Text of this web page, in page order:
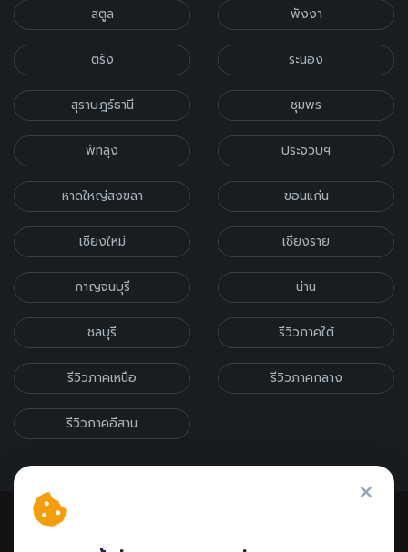
สตูล พังงา
ตรัง ระนอง
สุราษฎร์ธานี ชุมพร
พัทลุง ประจวบฯ
หาดใหญ่สงขลา ขอนแก่น
เชียงใหม่ เชียงราย
กาญจนบุรี น่าน
ชลบุรี รีวิวภาคใต้
รีวิวภาคเหนือ รีวิวภาคกลาง
รีวิวภาคอีสาน